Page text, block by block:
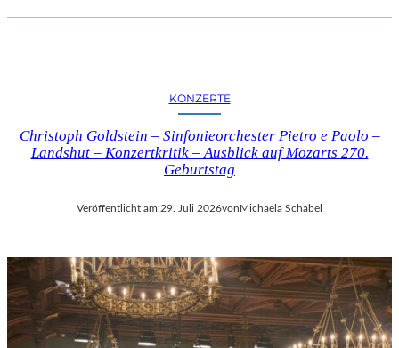
KONZERTE
Christoph Goldstein – Sinfonieorchester Pietro e Paolo –
Landshut – Konzertkritik – Ausblick auf Mozarts 270.
Geburtstag
Veröffentlicht am:29. Juli 2026von Michaela Schabel